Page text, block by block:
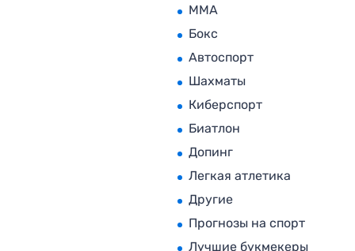
MMA
Бокс
Автоспорт
Шахматы
Киберспорт
Биатлон
Допинг
Легкая атлетика
Другие
Прогнозы на спорт
Лучшие букмекеры